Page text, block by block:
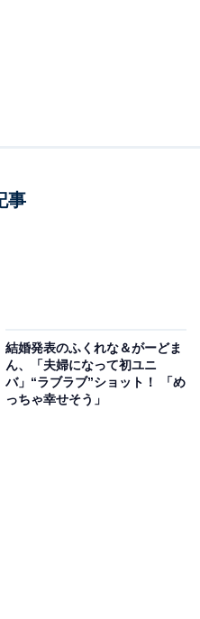
事
結婚発表のふくれな＆がーどま
ん、「夫婦になって初ユニ
バ」“ラブラブ”ショット！ 「め
っちゃ幸せそう」